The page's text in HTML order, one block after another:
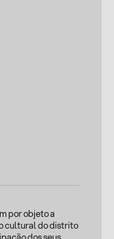
por objeto a
cultural do distrito